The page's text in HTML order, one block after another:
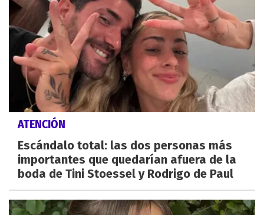
ATENCIÓN
Escándalo total: las dos personas más
importantes que quedarían afuera de la
boda de Tini Stoessel y Rodrigo de Paul